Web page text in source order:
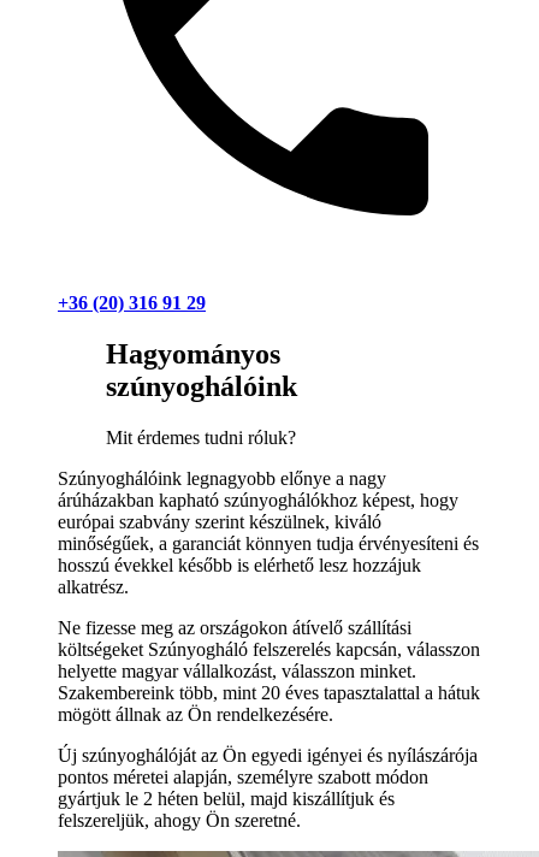
+36 (20) 316 91 29
Hagyományos
szúnyoghálóink
Mit érdemes tudni róluk?
Szúnyoghálóink legnagyobb előnye a nagy
árúházakban kapható szúnyoghálókhoz képest, hogy
európai szabvány szerint készülnek, kiváló
minőségűek, a garanciát könnyen tudja érvényesíteni és
hosszú évekkel később is elérhető lesz hozzájuk
alkatrész.
Ne fizesse meg az országokon átívelő szállítási
költségeket Szúnyogháló felszerelés kapcsán, válasszon
helyette magyar vállalkozást, válasszon minket.
Szakembereink több, mint 20 éves tapasztalattal a hátuk
mögött állnak az Ön rendelkezésére.
Új szúnyoghálóját az Ön egyedi igényei és nyílászárója
pontos méretei alapján, személyre szabott módon
gyártjuk le 2 héten belül, majd kiszállítjuk és
felszereljük, ahogy Ön szeretné.